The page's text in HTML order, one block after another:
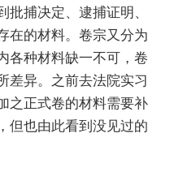
批捕决定、逮捕证明、
在的材料。卷宗又分为
各种材料缺一不可，卷
差异。之前去法院实习
之正式卷的材料需要补
但也由此看到没见过的